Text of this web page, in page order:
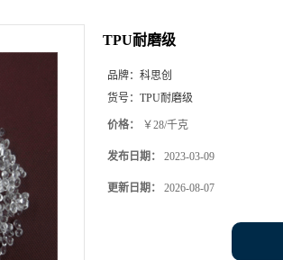
TPU耐磨级
品牌： 科思创
货号： TPU耐磨级
价格： ￥28/千克
发布日期： 2023-03-09
更新日期： 2026-08-07